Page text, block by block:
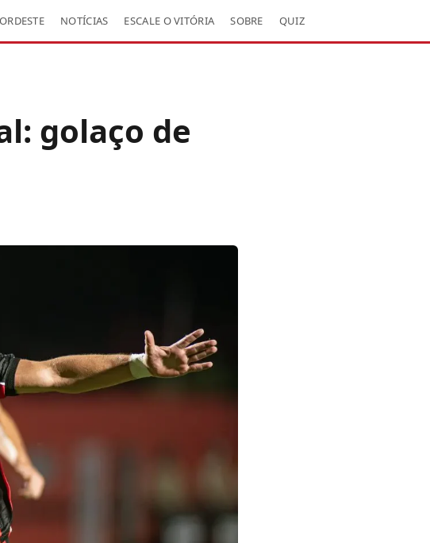
NOTÍCIAS ESCALE O VITÓRIA SOBRE QUIZ
golaço de